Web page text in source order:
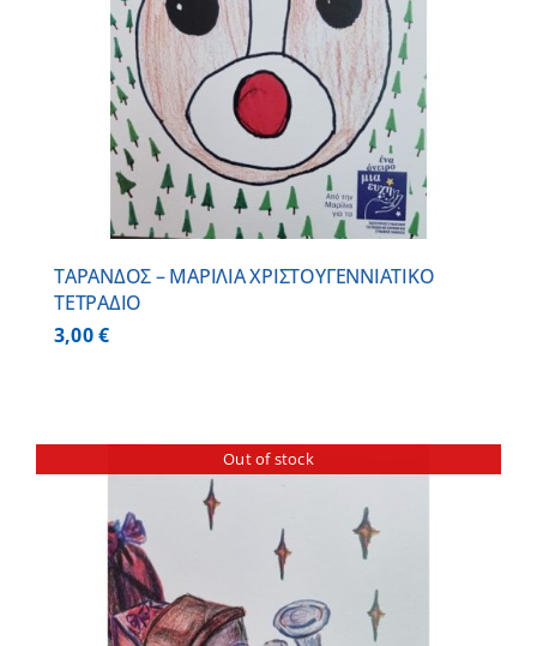
ΤΑΡΑΝΔΟΣ – ΜΑΡΙΛΙΑ ΧΡΙΣΤΟΥΓΕΝΝΙΑΤΙΚΟ
ΤΕΤΡΑΔΙΟ
3,00€
Out of stock